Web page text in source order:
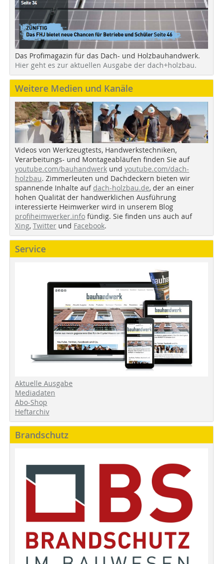
Das Profimagazin für das Dach- und Holzbauhandwerk.
Hier geht es zur aktuellen Ausgabe der dach+holzbau.
Weitere Medien und Kanäle
Videos von Werkzeugtests, Handwerkstechniken,
Verarbeitungs- und Montageabläufen finden Sie auf
youtube.com/bauhandwerk und youtube.com/dach-
holzbau. Zimmerleuten und Dachdeckern bieten wir
spannende Inhalte auf dach-holzbau.de, der an einer
hohen Qualität der handwerklichen Ausführung
interessierte Heimwerker wird in unserem Blog
profiheimwerker.info fündig. Sie finden uns auch auf
Xing, Twitter und Facebook.
Service
Aktuelle Ausgabe
Mediadaten
Abo-Shop
Heftarchiv
Brandschutz